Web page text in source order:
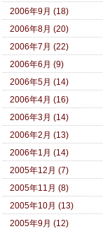
2006年9月 (18)
2006年8月 (20)
2006年7月 (22)
2006年6月 (9)
2006年5月 (14)
2006年4月 (16)
2006年3月 (14)
2006年2月 (13)
2006年1月 (14)
2005年12月 (7)
2005年11月 (8)
2005年10月 (13)
2005年9月 (12)